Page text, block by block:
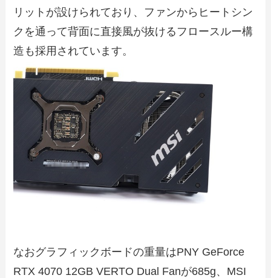
リットが設けられており、ファンからヒートシン
クを通って背面に直接風が抜けるフロースルー構
造も採用されています。
なおグラフィックボードの重量はPNY GeForce
RTX 4070 12GB VERTO Dual Fanが685g、MSI